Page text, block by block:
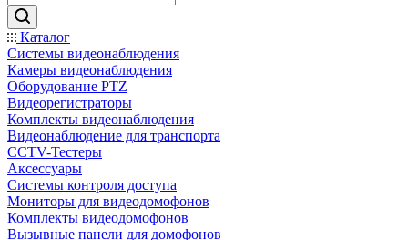
Каталог
Системы видеонаблюдения
Камеры видеонаблюдения
Оборудование PTZ
Видеорегистраторы
Комплекты видеонаблюдения
Видеонаблюдение для транспорта
CCTV-Тестеры
Аксессуары
Системы контроля доступа
Мониторы для видеодомофонов
Комплекты видеодомофонов
Вызывные панели для домофонов